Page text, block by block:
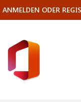
ANMELDEN ODER